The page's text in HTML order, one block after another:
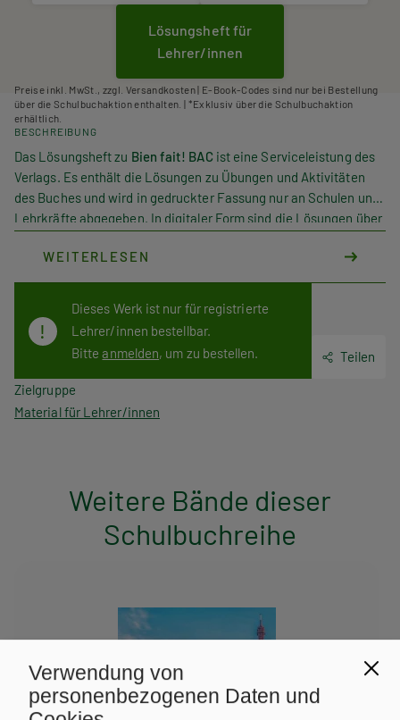
Lösungsheft für
Lehrer/innen
Preise inkl. MwSt., zzgl. Versandkosten | E-Book-Codes sind nur bei Bestellung
über die Schulbuchaktion enthalten. | *Exklusiv über die Schulbuchaktion
erhältlich.
BESCHREIBUNG
Das Lösungsheft zu Bien fait! BAC ist eine Serviceleistung des
Verlags. Es enthält die Lösungen zu Übungen und Aktivitäten
des Buches und wird in gedruckter Fassung nur an Schulen und
Lehrkräfte abgegeben. In digitaler Form sind die Lösungen über
WEITERLESEN
Dieses Werk ist nur für registrierte
Lehrer/innen bestellbar.
Bitteanmelden, um zu bestellen. Teilen
Zielgruppe
Material für Lehrer/innen
Weitere Bände dieser
Schulbuchreihe
Verwendung von
personenbezogenen Daten und